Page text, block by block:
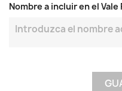
Nombre a incluir en el Vale